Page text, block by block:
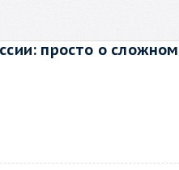
просто о сложном